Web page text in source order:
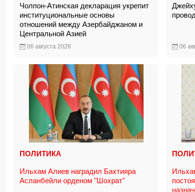
Чолпон-Атинская декларация укрепит
институциональные основы
отношений между Азербайджаном и
Центральной Азией
06 августа 2026 06
ПОЛИТИКА
Ильхам Алиев наградил Бахтияра
Асланбейли орденом "Шохрат"